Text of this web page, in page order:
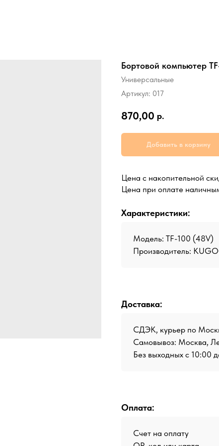
Бортовой компьютер
Универсальные
Артикул: 017
870,00 р.
Добавить в корзину
Цена с накопительной
Цена при оплате
Характеристики:
Модель: TF-100 (48V)
Производитель:
Доставка:
СДЭК, курьер по
Самовывоз: Москва,
Без выходных с 10:00
Оплата:
Счет на оплату